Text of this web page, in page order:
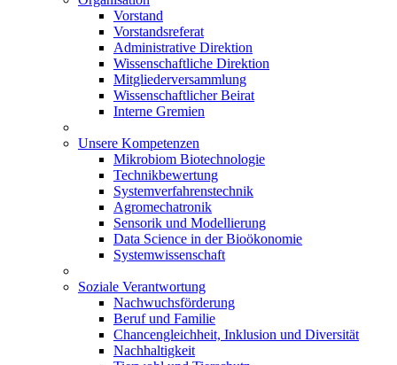
Vorstand
Vorstandsreferat
Administrative Direktion
Wissenschaftliche Direktion
Mitgliederversammlung
Wissenschaftlicher Beirat
Interne Gremien
Unsere Kompetenzen
Mikrobiom Biotechnologie
Technikbewertung
Systemverfahrenstechnik
Agromechatronik
Sensorik und Modellierung
Data Science in der Bioökonomie
Systemwissenschaft
Soziale Verantwortung
Nachwuchsförderung
Beruf und Familie
Chancengleichheit, Inklusion und Diversität
Nachhaltigkeit